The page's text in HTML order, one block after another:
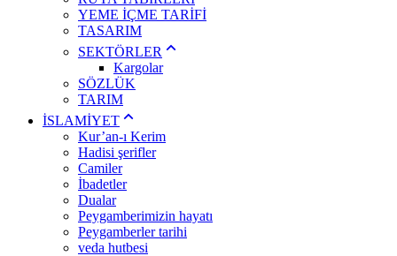
YEME İÇME TARİFİ
TASARIM
SEKTÖRLER
Kargolar
SÖZLÜK
TARIM
İSLAMİYET
Kur’an-ı Kerim
Hadisi şerifler
Camiler
İbadetler
Dualar
Peygamberimizin hayatı
Peygamberler tarihi
veda hutbesi